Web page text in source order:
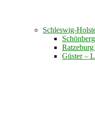
Schleswig-
Güster –